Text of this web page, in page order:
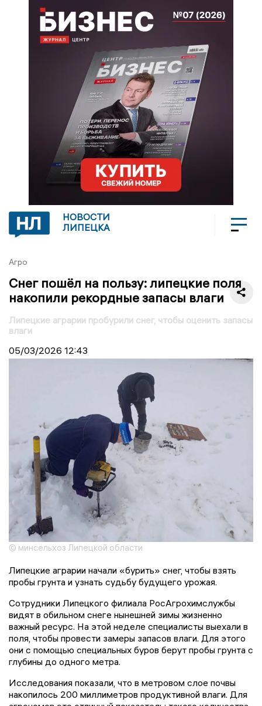
НОВОСТИ
ЛИПЕЦКА
Агро
Снег пошёл на пользу: липецкие поля
накопили рекордные запасы влаги
Липецкие аграрии пробурили снег, чтобы оценить запасы
влаги
05/03/2026 12:43
© минсельхоз Липецкой области
Липецкие аграрии начали «бурить» снег, чтобы взять
пробы грунта и узнать судьбу будущего урожая.
Сотрудники Липецкого филиала РосАгрохимслужбы
видят в обильном снеге нынешней зимы жизненно
важный ресурс. На этой неделе специалисты выехали в
поля, чтобы провести замеры запасов влаги. Для этого
они с помощью специальных буров берут пробы грунта с
глубины до одного метра.
Исследования показали, что в метровом слое почвы
накопилось 200 миллиметров продуктивной влаги. Для